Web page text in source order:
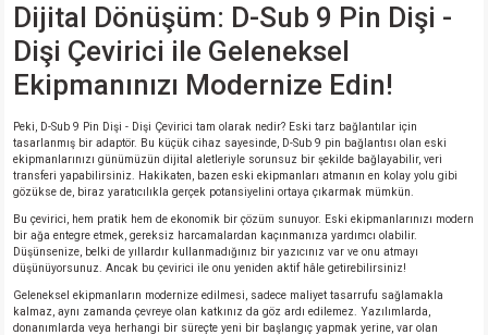
Dijital Dönüşüm: D-Sub 9 Pin Dişi -
Dişi Çevirici ile Geleneksel
Ekipmanınızı Modernize Edin!
Peki, D-Sub 9 Pin Dişi - Dişi Çevirici tam olarak nedir? Eski tarz bağlantılar için
tasarlanmış bir adaptör. Bu küçük cihaz sayesinde, D-Sub 9 pin bağlantısı olan eski
ekipmanlarınızı günümüzün dijital aletleriyle sorunsuz bir şekilde bağlayabilir, veri
transferi yapabilirsiniz. Hakikaten, bazen eski ekipmanları atmanın en kolay yolu gibi
gözükse de, biraz yaratıcılıkla gerçek potansiyelini ortaya çıkarmak mümkün.
Bu çevirici, hem pratik hem de ekonomik bir çözüm sunuyor. Eski ekipmanlarınızı modern
bir ağa entegre etmek, gereksiz harcamalardan kaçınmanıza yardımcı olabilir.
Düşünsenize, belki de yıllardır kullanmadığınız bir yazıcınız var ve onu atmayı
düşünüyorsunuz. Ancak bu çevirici ile onu yeniden aktif hâle getirebilirsiniz!
Geleneksel ekipmanların modernize edilmesi, sadece maliyet tasarrufu sağlamakla
kalmaz, aynı zamanda çevreye olan katkınız da göz ardı edilemez. Yazılımlarda,
donanımlarda veya herhangi bir süreçte yeni bir başlangıç yapmak yerine, var olan